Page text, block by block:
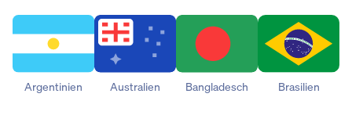
Argentinien Australien Bangladesch Brasilien